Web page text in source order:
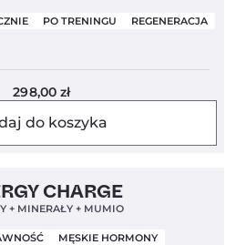
PO TRENINGU REGENERACJA
298,00zł
do koszyka
CHARGE
+ MINERAŁY + MUMIO
MĘSKIE HORMONY